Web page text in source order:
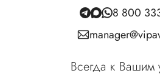
8 800
Всегда к Вашим